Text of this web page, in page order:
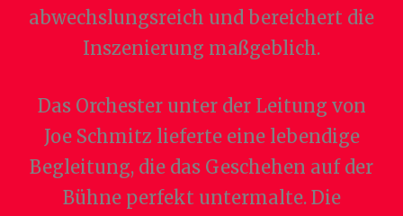
abwechslungsreich und bereichert die
Inszenierung maßgeblich.
Das Orchester unter der Leitung von
Joe Schmitz lieferte eine lebendige
Begleitung, die das Geschehen auf der
Bühne perfekt untermalte. Die